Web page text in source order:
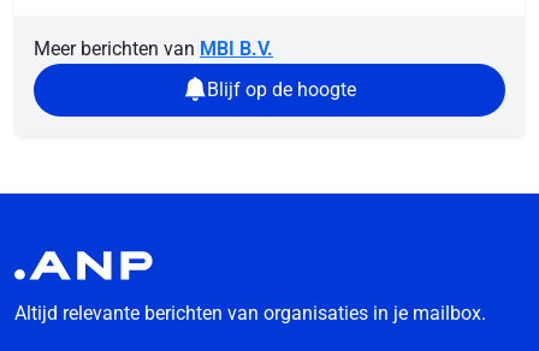
Meer berichten van MBI B.V.
Blijf op de hoogte
Altijd relevante berichten van organisaties in je mailbox.